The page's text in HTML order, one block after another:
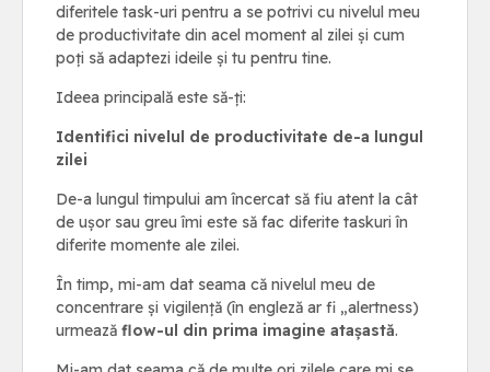
diferitele task-uri pentru a se potrivi cu nivelul meu
de productivitate din acel moment al zilei și cum
poți să adaptezi ideile și tu pentru tine.
Ideea principală este să-ți:
Identifici nivelul de productivitate de-a lungul
zilei
De-a lungul timpului am încercat să fiu atent la cât
de ușor sau greu îmi este să fac diferite taskuri în
diferite momente ale zilei.
În timp, mi-am dat seama că nivelul meu de
concentrare și vigilență (în engleză ar fi „alertness)
urmează flow-ul din prima imagine atașastă.